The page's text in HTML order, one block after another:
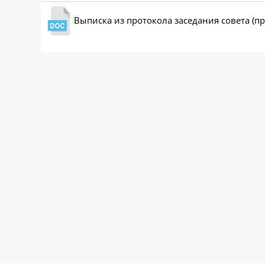
Выписка из протокола заседания совета